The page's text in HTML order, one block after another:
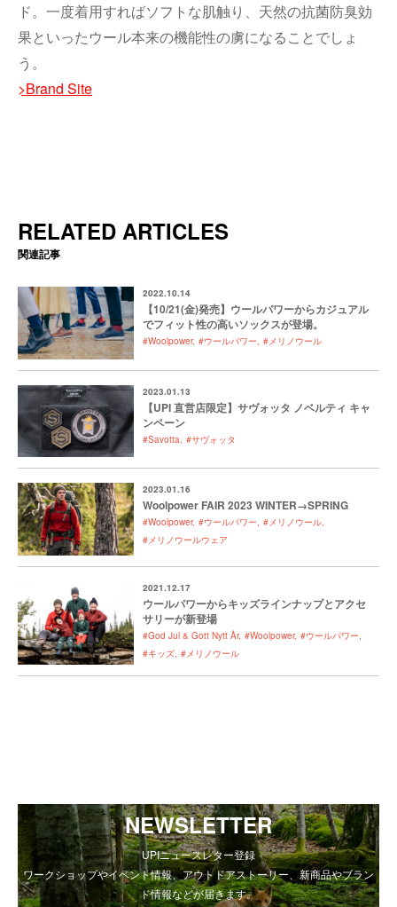
ド。一度着用すればソフトな肌触り、天然の抗菌防臭効
果といったウール本来の機能性の虜になることでしょ
う。
>Brand Site
RELATED ARTICLES
関連記事
2022.10.14
【10/21(金)発売】ウールパワーからカジュアル
でフィット性の高いソックスが登場。
#Woolpower #ウールパワー #メリノウール
2023.01.13
【UPI 直営店限定】サヴォッタ ノベルティ キャ
ンペーン
#Savotta #サヴォッタ
2023.01.16
Woolpower FAIR 2023 WINTER→SPRING
#Woolpower #ウールパワー #メリノウール
#メリノウールウェア
2021.12.17
ウールパワーからキッズラインナップとアクセ
サリーが新登場
#God Jul & Gott Nytt År #Woolpower #ウールパワー
#キッズ #メリノウール
NEWSLETTER
UPIニュースレター登録
ワークショップやイベント情報、アウトドアストーリー、新商品やブラン
ド情報などが届きます。